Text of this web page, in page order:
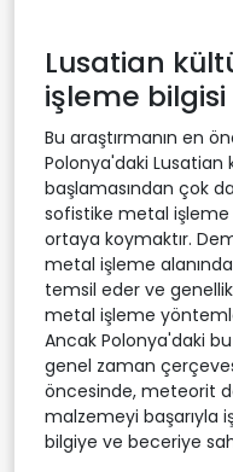
Lusatian
işleme bilgisi
Bu araştırmanın en
Polonya'daki Lusatian
başlamasından çok
sofistike metal
ortaya koymaktır.
metal işleme
temsil eder ve
metal işleme
Ancak Polonya'daki
genel zaman
öncesinde, meteorit
malzemeyi başarıyla
bilgiye ve beceriye